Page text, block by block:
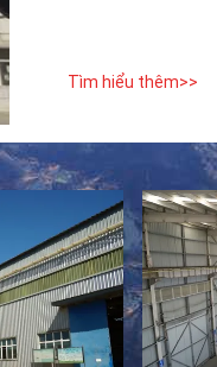
Tìm hiểu thêm>>